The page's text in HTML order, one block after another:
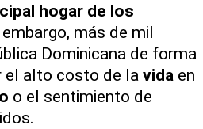
hogar de los
embargo, más de mil
Dominicana de forma
el alto costo de la vidaen
o el sentimiento de